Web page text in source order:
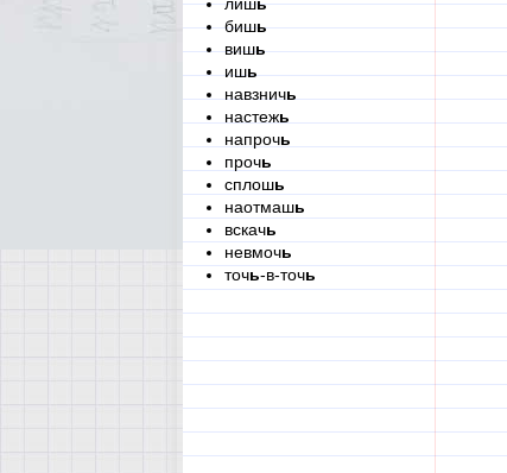
бишь
вишь
ишь
навзничь
настежь
напрочь
прочь
сплошь
наотмашь
вскачь
невмочь
точь-в-точь